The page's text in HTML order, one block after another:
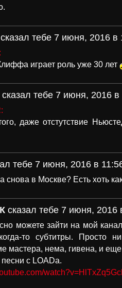
сказал тебе 7 июня, 2016 в
играет роль уже 30 лет
сказал тебе 7 июня, 2016
даже отстутствие
тебе 7 июня, 2016 в
снова в Москве? Есть хоть
сказал тебе 7 июня, 2016
можете зайти на мой
то субтитры. Просто
мастера, нема, гивена, и
с LOADа.